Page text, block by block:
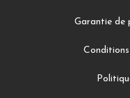
Garantie de